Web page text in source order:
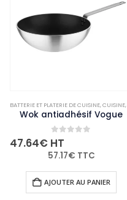
PALETTISABLE
BATTERIE ET PLATERIE DE CUISINE,CUISINE,
Wok antiadhésif Vogue
0out of 5
47.64€ HT
57.17€ TTC
AJOUTER AU PANIER